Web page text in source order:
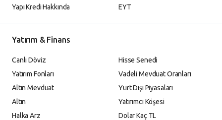
Yapı Kredi Hakkında
EYT
Yatırım & Finans
Canlı Döviz
Yatırım Fonları
Altın Mevduat
Altın
Halka Arz
Hisse Senedi
Vadeli Mevduat Oranları
Yurt Dışı Piyasaları
Yatırımcı Köşesi
Dolar Kaç TL